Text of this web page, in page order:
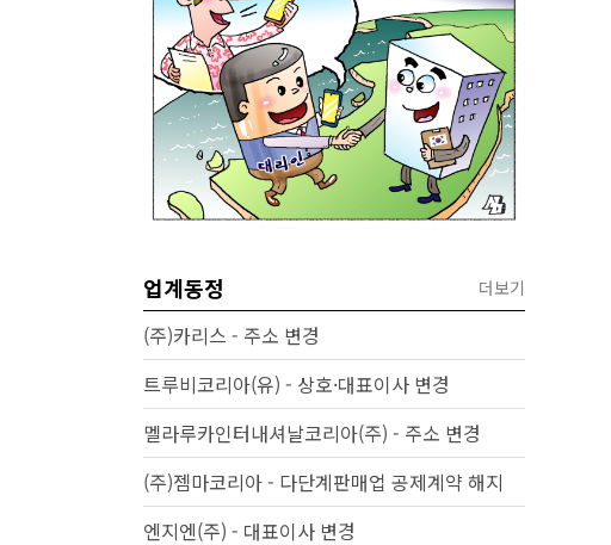
업계동정 더보기
(주)카리스 - 주소 변경
트루비코리아(유) - 상호·대표이사 변경
멜라루카인터내셔날코리아(주) - 주소 변경
(주)젬마코리아 - 다단계판매업 공제계약 해지
엔지엔(주) - 대표이사 변경